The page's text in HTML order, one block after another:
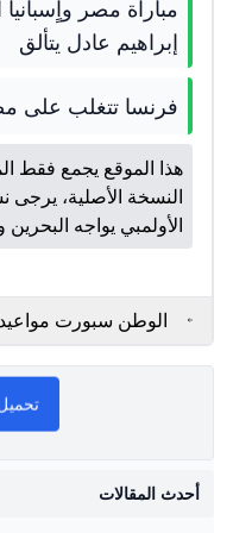
إبراهيم عادل يتألق
فرنسا تتغلب على مصر 3-1 في مباراة
هذا الموقع يجمع فقط
النسخة الأصلية، يرجى
الأولمبي يواجه البحرين
الوطن سبورت مواعيد
مباريات منتخب مصر
الأولمبي بأولمبياد
صدام إسبانيا الأبرز
يلا
منتخب
تحميل
أحدث المقالات